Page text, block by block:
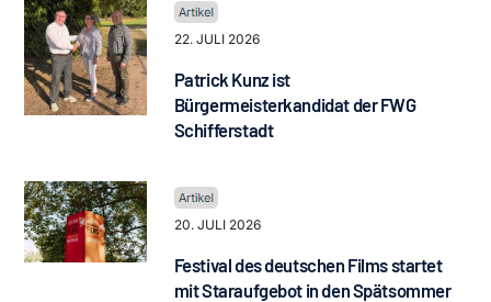
22. JULI 2026
Patrick Kunz ist
Bürgermeisterkandidat der FWG
Schifferstadt
20. JULI 2026
Festival des deutschen Films startet
mit Staraufgebot in den Spätsommer